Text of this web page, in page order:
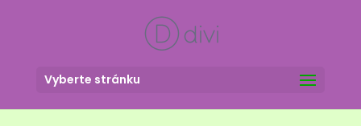
Vyberte stránku